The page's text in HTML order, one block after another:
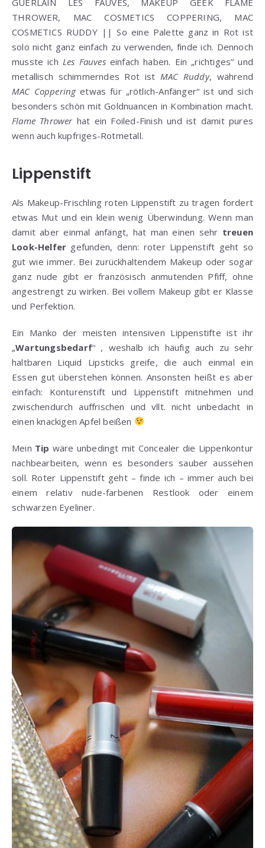
THROWER, MAC COSMETICS COPPERING, MAC
COSMETICS RUDDY || So eine Palette ganz in Rot ist
solo nicht ganz einfach zu verwenden, finde ich. Dennoch
musste ich Les Fauveseinfach haben. Ein „richtiges“ und
metallisch schimmerndes Rot ist MAC Ruddy, während
MAC Copperingetwas für „rötlich-Anfänger“ ist und sich
besonders schön mit Goldnuancen in Kombination macht.
Flame Throwerhat ein Foiled-Finish und ist damit pures
wenn auch kupfriges-Rotmetall.
Lippenstift
Als Makeup-Frischling roten Lippenstift zu tragen fordert
etwas Mut und ein klein wenig Überwindung. Wenn man
damit aber einmal anfängt, hat man einen sehr treuen
Look-Helfer gefunden, denn: roter Lippenstift geht so
gut wie immer. Bei zurückhaltendem Makeup oder sogar
ganz nude gibt er französisch anmutenden Pfiff, ohne
angestrengt zu wirken. Bei vollem Makeup gibt er Klasse
und Perfektion.
Ein Manko der meisten intensiven Lippenstifte ist ihr
„Wartungsbedarf“ , weshalb ich häufig auch zu sehr
haltbaren Liquid Lipsticks greife, die auch einmal ein
Essen gut überstehen können. Ansonsten heißt es aber
einfach: Konturenstift und Lippenstift mitnehmen und
zwischendurch auffrischen und vllt. nicht unbedacht in
einen knackigen Apfel beißen
Mein Tip wäre unbedingt mit Concealer die Lippenkontur
nachbearbeiten, wenn es besonders sauber aussehen
soll. Roter Lippenstift geht – finde ich – immer auch bei
einem relativ nude-farbenen Restlook oder einem
schwarzen Eyeliner.